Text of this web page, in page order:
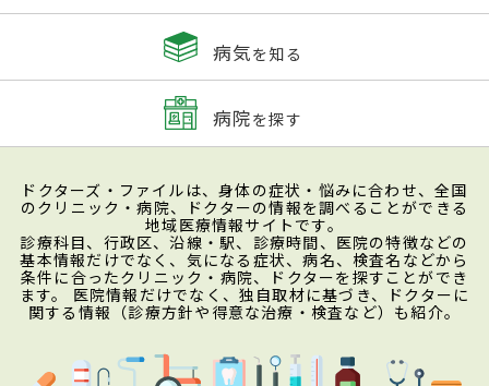
病気を知る
病院を探す
ドクターズ・ファイルは、身体の症状・悩みに合わせ、全国
のクリニック・病院、ドクターの情報を調べることができる
地域医療情報サイトです。
診療科目、行政区、沿線・駅、診療時間、医院の特徴などの
基本情報だけでなく、気になる症状、病名、検査名などから
条件に合ったクリニック・病院、ドクターを探すことができ
ます。 医院情報だけでなく、独自取材に基づき、ドクターに
関する情報（診療方針や得意な治療・検査など）も紹介。